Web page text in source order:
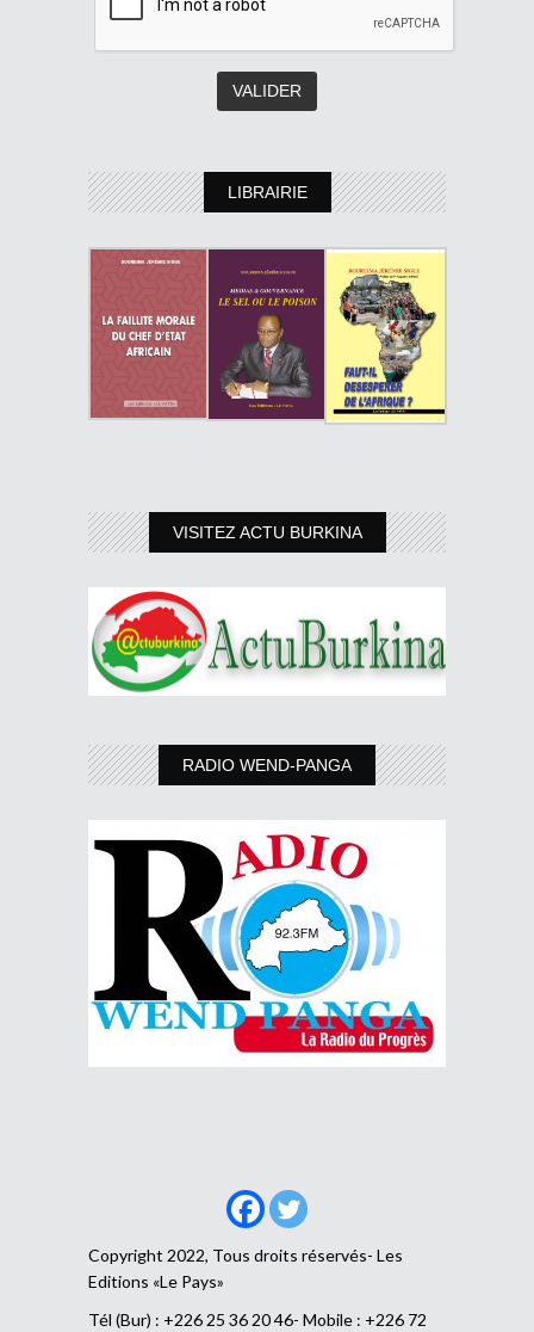
LIBRAIRIE
VISITEZ ACTU BURKINA
RADIO WEND-PANGA
Copyright 2022, Tous droits réservés- Les
Editions «Le Pays»
Tél (Bur) : +226 25 36 20 46- Mobile : +226 72